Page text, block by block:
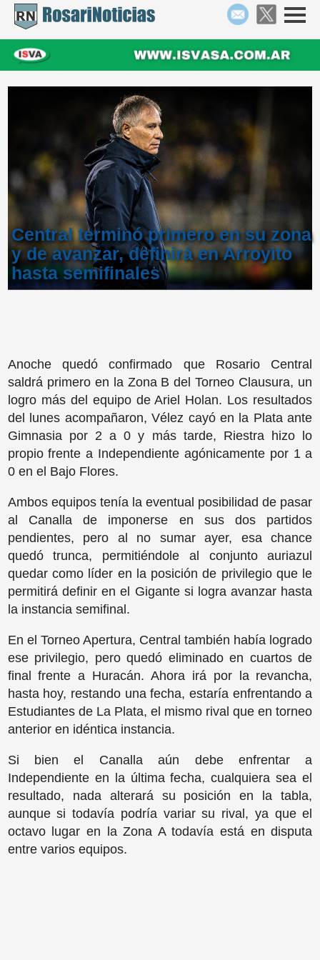
Central terminó primero en su zona
y de avanzar, definirá en Arroyito
hasta semifinales
Anoche quedó confirmado que Rosario Central
saldrá primero en la Zona B del Torneo Clausura, un
logro más del equipo de Ariel Holan. Los resultados
del lunes acompañaron, Vélez cayó en la Plata ante
Gimnasia por 2 a 0 y más tarde, Riestra hizo lo
propio frente a Independiente agónicamente por 1 a
0 en el Bajo Flores.
Ambos equipos tenía la eventual posibilidad de pasar
al Canalla de imponerse en sus dos partidos
pendientes, pero al no sumar ayer, esa chance
quedó trunca, permitiéndole al conjunto auriazul
quedar como líder en la posición de privilegio que le
permitirá definir en el Gigante si logra avanzar hasta
la instancia semifinal.
En el Torneo Apertura, Central también había logrado
ese privilegio, pero quedó eliminado en cuartos de
final frente a Huracán. Ahora irá por la revancha,
hasta hoy, restando una fecha, estaría enfrentando a
Estudiantes de La Plata, el mismo rival que en torneo
anterior en idéntica instancia.
Si bien el Canalla aún debe enfrentar a
Independiente en la última fecha, cualquiera sea el
resultado, nada alterará su posición en la tabla,
aunque si todavía podría variar su rival, ya que el
octavo lugar en la Zona A todavía está en disputa
entre varios equipos.